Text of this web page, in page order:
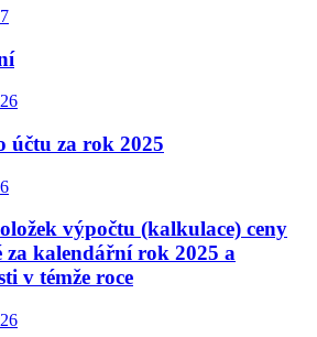
účtu za rok 2025
výpočtu (kalkulace) ceny
za kalendářní rok 2025 a
v témže roce